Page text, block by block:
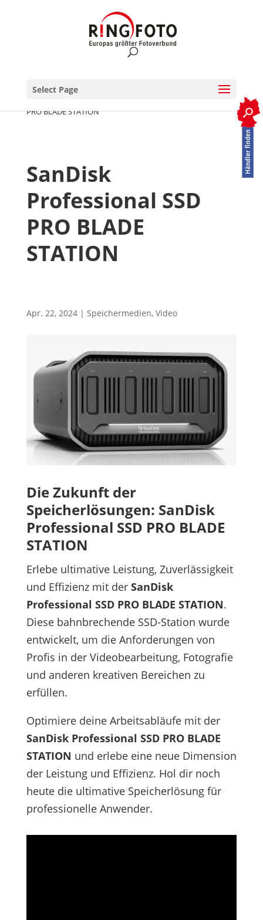
Select Page
RINGFOTO.de>
SanDisk Professional SSD
PRO BLADE STATION
SanDisk
Professional SSD
PRO BLADE
STATION
Apr. 22, 2024| Speichermedien, Video
Die Zukunft der
Speicherlösungen: SanDisk
Professional SSD PRO BLADE
STATION
Erlebe ultimative Leistung, Zuverlässigkeit
und Effizienz mit der SanDisk
Professional SSD PRO BLADE STATION.
Diese bahnbrechende SSD-Station wurde
entwickelt, um die Anforderungen von
Profis in der Videobearbeitung, Fotografie
und anderen kreativen Bereichen zu
erfüllen.
Optimiere deine Arbeitsabläufe mit der
SanDisk Professional SSD PRO BLADE
STATION und erlebe eine neue Dimension
der Leistung und Effizienz. Hol dir noch
heute die ultimative Speicherlösung für
professionelle Anwender.